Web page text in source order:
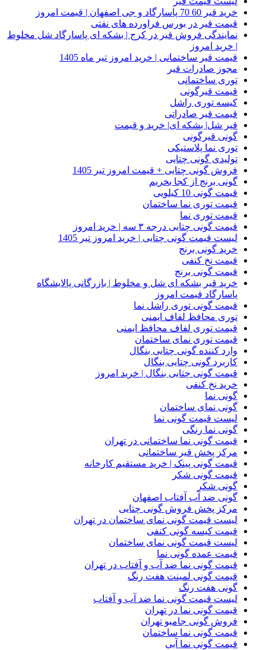
خرید قیر 60 70 پاسارگاد و جی اصفهان | قیمت امروز
قیمت قیر در بورس فراورده های نفتی
نمایندگی فروش قیر در کرج | بشکه ای پاسارگاد شل مخلوط
| خرید امروز
قیمت قیر ساختمانی | خرید امروز تیر ماه 1405
مجوز صادرات قیر
توری ساختمانی
قیمت قیرگونی
کیسه توری راشل
قیمت قیر صادراتی
قیر شل| بشکه ای| خرید و قیمت
گونی قیرگونی
توری نما پلاستیکی
تولیدی گونی چتایی
فروش گونی چتایی + قیمت امروز تیر 1405
گونی برنج از کجا بخریم
قیمت گونی 10 کیلویی
قیمت توری نما ساختمان
قیمت توری نما
قیمت گونی چتایی درجه ۳ سه | خرید امروز
لیست قیمت گونی چتایی | خرید امروز تیر 1405
خرید گونی برنج
قیمت نخ کنفی
قیمت گونی برنج
خرید قیر بشکه ای شل و مخلوط | بازرگانی پالایشگاه
پاسارگاد قیمت امروز
قیمت گونی توری راشل نما
توری محافظ لفاف ایمنی
قیمت توری لفاف محافظ ایمنی
قیمت توری نمای ساختمان
وارد کننده گونی چتایی بنگال
کاربرد گونی چتایی بنگال
قیمت گونی چتایی بنگال | خرید امروز
خرید نخ کنفی
گونی نما
گونی نمای ساختمان
لیست قیمت گونی نما
گونی نما رنگی
قیمت گونی نما ساختمانی در تهران
مرکز پخش قیر ساختمانی
قیمت گونی پینک | خرید مستقیم کارخانه
قیمت گونی شکر
گونی شکر
گونی ضد آب آفتاب اصفهان
مرکز پخش فروش گونی چتایی
لیست قیمت گونی نمای ساختمان در تهران
قیمت کیسه گونی کنفی
لیست قیمت گونی نمای ساختمان
قیمت عمده گونی نما
قیمت گونی نما ضد آب و آفتاب در تهران
قیمت گونی لمینت هفت رنگ
گونی هفت رنگ
لیست قیمت گونی نما ضد آب و آفتاب
قیمت گونی نما در تهران
فروش گونی جامبو تهران
قیمت گونی نما ساختمان
قیمت گونی نما آبی